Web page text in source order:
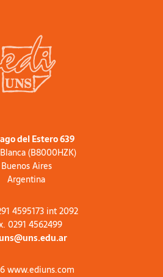
del Estero 639
(B8000HZK)
Buenos Aires
Argentina
4595173 int 2092
0291 4562499
www.ediuns.com